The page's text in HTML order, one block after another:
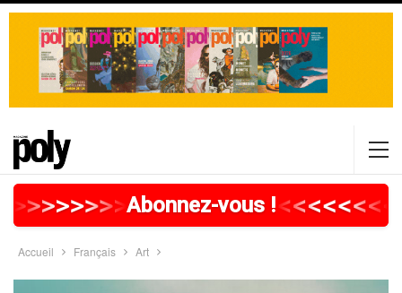
>>>>>>>>>>>>>>>>>
Abonnez-vous !<<<<<<<<
Accueil Français Art